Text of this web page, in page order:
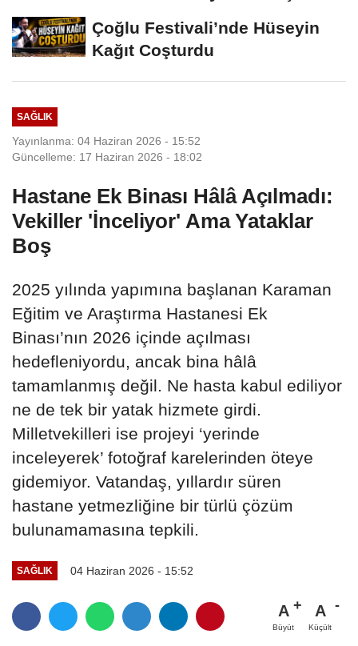
Çoğlu Festivali’nde Hüseyin
Kağıt Coşturdu
SAĞLIK
Yayınlanma: 04 Haziran 2026 - 15:52
Güncelleme: 17 Haziran 2026 - 18:02
Hastane Ek Binası Hâlâ Açılmadı:
Vekiller 'İnceliyor' Ama Yataklar
Boş
2025 yılında yapımına başlanan Karaman
Eğitim ve Araştırma Hastanesi Ek
Binası’nın 2026 içinde açılması
hedefleniyordu, ancak bina hâlâ
tamamlanmış değil. Ne hasta kabul ediliyor
ne de tek bir yatak hizmete girdi.
Milletvekilleri ise projeyi ‘yerinde
inceleyerek’ fotoğraf karelerinden öteye
gidemiyor. Vatandaş, yıllardır süren
hastane yetmezliğine bir türlü çözüm
bulunamamasına tepkili.
SAĞLIK 04 Haziran 2026 - 15:52
A
Büyüt
A
Küçült